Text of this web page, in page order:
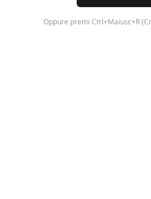
Oppure premi Ctrl+Maiusc+R